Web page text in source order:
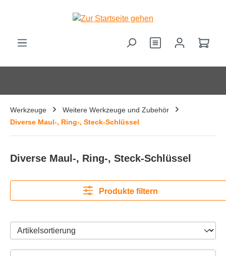
Werkzeuge
Weitere Werkzeuge und Zubehör
Diverse Maul-, Ring-, Steck-Schlüssel
Diverse Maul-, Ring-, Steck-Schlüssel
Produkte filtern